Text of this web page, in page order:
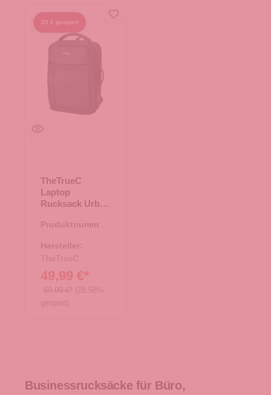
20 € gespart
TheTrueC
Laptop
Rucksack Urban
Black
Produktnummer:
Hersteller:
TheTrueC
49,99 €*
69,99 €* (28.58%
gespart)
Businessrucksäcke für Büro,